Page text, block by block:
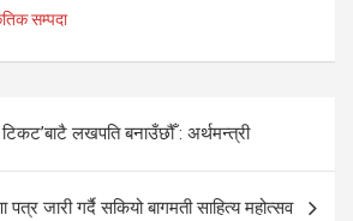
सम्पदा
टिकट’बाटै लखपति बनाउँछौँ : अर्थमन्त्री
पत्र जारी गर्दै सकियो बागमती साहित्य महोत्सव